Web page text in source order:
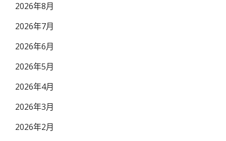
2026年8月
2026年7月
2026年6月
2026年5月
2026年4月
2026年3月
2026年2月